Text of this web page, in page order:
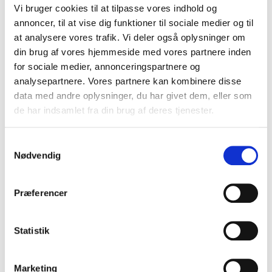
Vi bruger cookies til at tilpasse vores indhold og
annoncer, til at vise dig funktioner til sociale medier og til
at analysere vores trafik. Vi deler også oplysninger om
din brug af vores hjemmeside med vores partnere inden
for sociale medier, annonceringspartnere og
analysepartnere. Vores partnere kan kombinere disse
data med andre oplysninger, du har givet dem, eller som
de har indsamlet fra din brug af deres tjenester.
Nødvendig
Præferencer
Statistik
Marketing
30,00 DKK
(inkl. moms)
VIS PRODUKT